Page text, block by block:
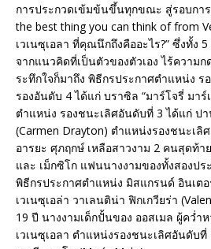
การประกวดเข้มข้นขึ้นทุกขณะ สู่รอบการ
the best thing you can think of from
เวเนซุเอลา ที่คุณนึกถึงคืออะไร?” ซึ่งทั้ง
จากแนวคิดที่เป็นตัวของตัวเอง ไร้ความ
ระทึกใจก็มาถึง พิธีกรประกาศตำแหน่ง
รองอันดับ 4 ได้แก่ บราซิล “มาร์โจรี่ มา
ตำแหน่ง รองชนะเลิศอันดับที่ 3 ได้แก่ ป
(Carmen Drayton) ตำแหน่งรองชนะเลิ
อารยะ ศุภฤกษ์ เหลือสาวงาม 2 คนสุดท้า
และ เม็กซิโก แฟนนางงามของทั้งสองปร
พิธีกรประกาศตำแหน่ง มิสแกรนด์ อินเต
เวเนซุเอล่า วาเลนติน่า ฟิกเกวียร่า
19 ปี นางงามเด็กปั้นของ ออสเมล ผู้คว่ำ
เวเนซุเอลา ตำแหน่งรองชนะเลิศอันดับที่